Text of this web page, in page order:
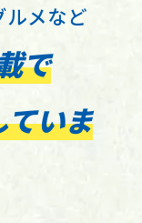
ルメなど
で
いま